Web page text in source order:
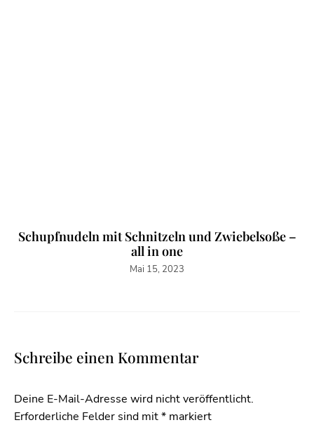
Schupfnudeln mit Schnitzeln und Zwiebelsoße –
all in one
Mai 15, 2023
Schreibe einen Kommentar
Deine E-Mail-Adresse wird nicht veröffentlicht.
Erforderliche Felder sind mit* markiert